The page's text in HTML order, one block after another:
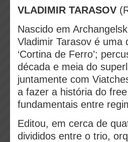
VLADIMIR TARASOV
Nascido em
Vladimir Tarasov é uma
‘Cortina de Ferro’;
década e meia do
juntamente com
a fazer a história do
fundamentais entre
Editou, em cerca de
divididos entre o trio,